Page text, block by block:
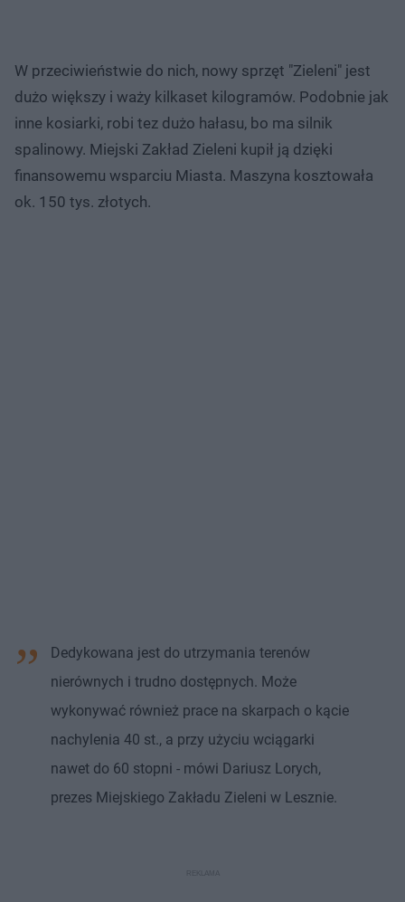
W przeciwieństwie do nich, nowy sprzęt "Zieleni" jest
dużo większy i waży kilkaset kilogramów. Podobnie jak
inne kosiarki, robi tez dużo hałasu, bo ma silnik
spalinowy. Miejski Zakład Zieleni kupił ją dzięki
finansowemu wsparciu Miasta. Maszyna kosztowała
ok. 150 tys. złotych.
Dedykowana jest do utrzymania terenów
nierównych i trudno dostępnych. Może
wykonywać również prace na skarpach o kącie
nachylenia 40 st., a przy użyciu wciągarki
nawet do 60 stopni - mówi Dariusz Lorych,
prezes Miejskiego Zakładu Zieleni w Lesznie.